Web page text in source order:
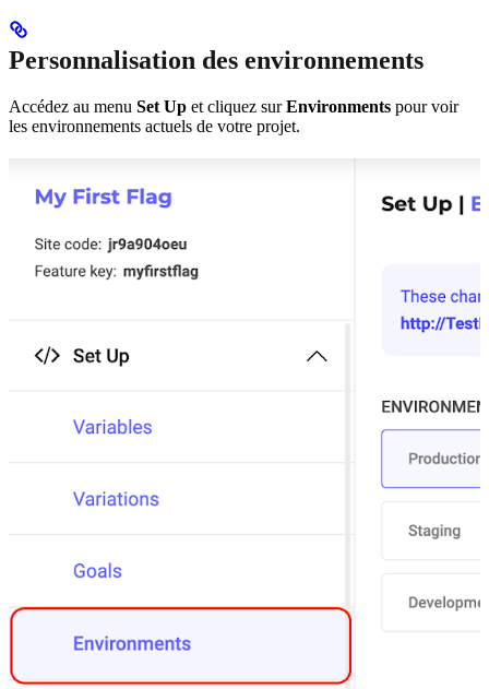
Personnalisation des environnements
Accédez au menu Set Up et cliquez surEnvironments pour voir
les environnements actuels de votre projet.